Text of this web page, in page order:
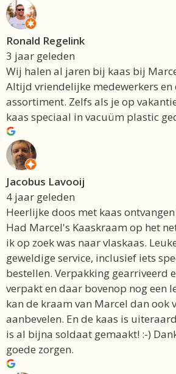
Ronald Regelink
3 jaar geleden
Wij halen al jaren bij kaas bij
Altijd vriendelijke medewerkers en
assortiment. Zelfs als je op
kaas speciaal in vacuüm plastic
Jacobus Lavooij
4 jaar geleden
Heerlijke doos met kaas
Had Marcel's Kaaskraam op het
ik op zoek was naar vlaskaas.
geweldige service, inclusief iets
bestellen. Verpakking gearriveerd
verpakt en daar bovenop nog een
kan de kraam van Marcel dan ook
aanbevelen. En de kaas is
is al bijna soldaat gemaakt! :-)
goede zorgen.